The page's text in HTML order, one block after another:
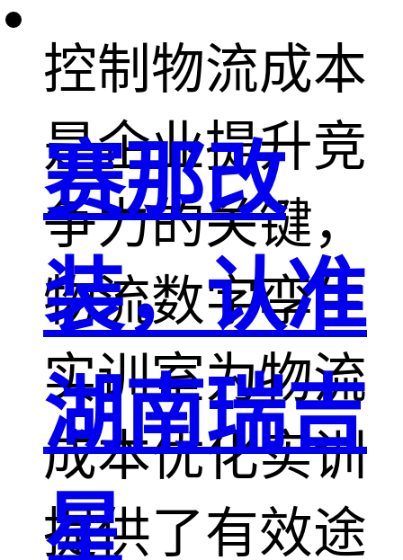
控制物流成本
是企业提升竞
争力的关键，
物流数字孪生
实训室为物流
成本优化实训
提供了有效途
赛那改
装，认准
湖南瑞吉
星